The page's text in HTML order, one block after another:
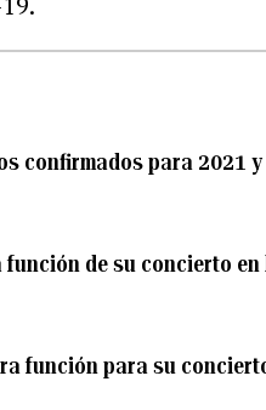
confirmados para 2021
de su concierto
función para su